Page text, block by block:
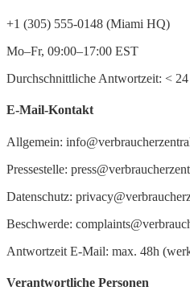
+1 (305) 555-0148 (Miami HQ)
Mo–Fr, 09:00–17:00 EST
Durchschnittliche Antwortzeit: <
E-Mail-Kontakt
Allgemein:
Pressestelle:
Datenschutz:
Beschwerde:
Antwortzeit E-Mail: max. 48h
Verantwortliche Personen